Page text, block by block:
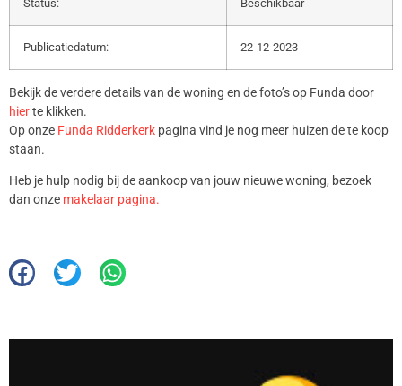
Status: Beschikbaar
Publicatiedatum: 22-12-2023
Bekijk de verdere details van de woning en de foto’s op Funda door
hierte klikken.
Op onze Funda Ridderkerk pagina vind je nog meer huizen de te koop
staan.
Heb je hulp nodig bij de aankoop van jouw nieuwe woning, bezoek
dan onze makelaar pagina.